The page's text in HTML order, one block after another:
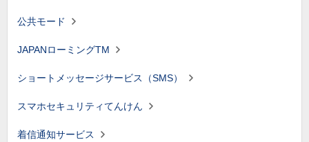
公共モード
JAPANローミングTM
ショートメッセージサービス（SMS）
スマホセキュリティてんけん
着信通知サービス